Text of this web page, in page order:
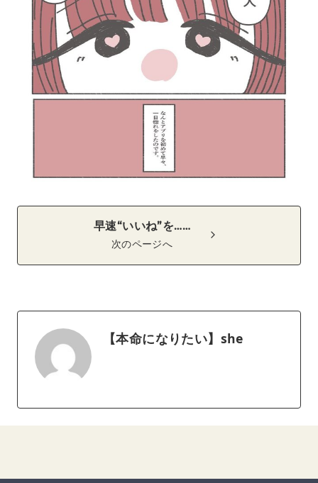
早速“いいね”を……
次のページへ
【本命になりたい】she